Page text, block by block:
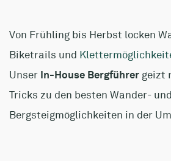
Von Frühling bis Herbst locken
Biketrails und
Unser In-House Bergführer geizt
Tricks zu den besten Wander- und
Bergsteigmöglichkeiten in der